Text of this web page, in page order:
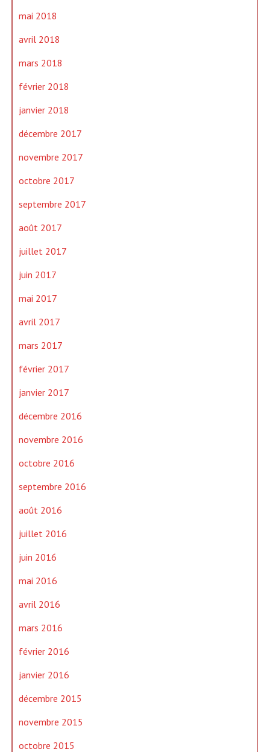
mai 2018
avril 2018
mars 2018
février 2018
janvier 2018
décembre 2017
novembre 2017
octobre 2017
septembre 2017
août 2017
juillet 2017
juin 2017
mai 2017
avril 2017
mars 2017
février 2017
janvier 2017
décembre 2016
novembre 2016
octobre 2016
septembre 2016
août 2016
juillet 2016
juin 2016
mai 2016
avril 2016
mars 2016
février 2016
janvier 2016
décembre 2015
novembre 2015
octobre 2015